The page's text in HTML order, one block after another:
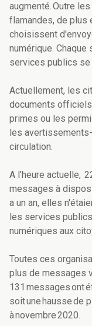
augmenté. Outre
flamandes, de plus
choisissent
numérique. Chaque
services publics se
Actuellement, les
documents officiels
primes ou les
les
circulation.
A l’heure actuelle,
messages à
a un an, elles
les services
numériques aux
Toutes ces
plus de messages
131 messages ont
soit une hausse de
à novembre 2020.